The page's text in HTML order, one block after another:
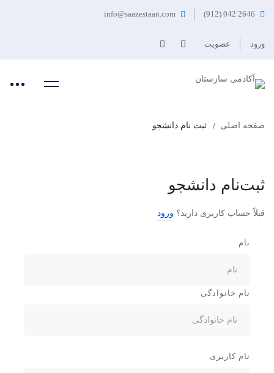
2646 042 (912)
info@saazestaan.com
ورود عضویت
صفحه اصلی ثبت نام دانشجو
ثبت‌نام دانشجو
قبلاً حساب کاربری دارید؟ ورود
نام
نام خانوادگی
نام کاربری